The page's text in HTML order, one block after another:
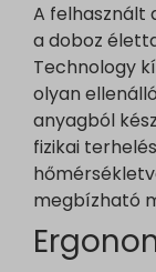
A felhasznált
a doboz
Technology
olyan
anyagból
fizikai
megbízható